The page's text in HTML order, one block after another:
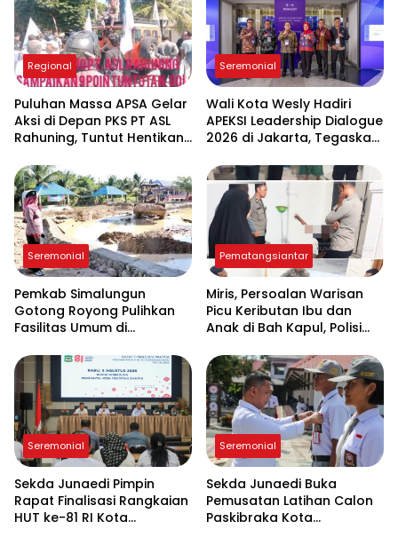
Regional
Puluhan Massa APSA Gelar
Aksi di Depan PKS PT ASL
Rahuning, Tuntut Hentikan
Sungai Asahan
Seremonial
Wali Kota Wesly Hadiri
APEKSI Leadership Dialogue
2026 di Jakarta, Tegaskan
Pemko Pematangsiantar
Seremonial
Pemkab Simalungun
Gotong Royong Pulihkan
Fasilitas Umum di
Pematangsiantar
Miris, Persoalan Warisan
Picu Keributan Ibu dan
Anak di Bah Kapul, Polisi
Seremonial
Sekda Junaedi Pimpin
Rapat Finalisasi Rangkaian
HUT ke-81 RI Kota
Seremonial
Sekda Junaedi Buka
Pemusatan Latihan Calon
Paskibraka Kota